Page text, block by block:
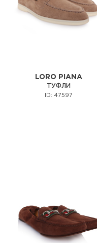
LORO PIANA
ТУФЛИ
ID: 47597